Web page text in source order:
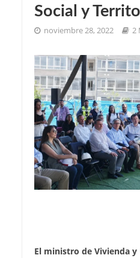
Social y
noviembre 28, 2022 2
El ministro de Vivienda